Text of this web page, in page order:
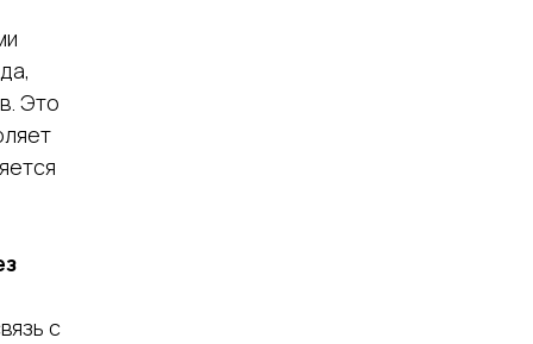
Это
с